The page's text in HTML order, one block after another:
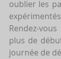
oublier les
Rendez-
plus de
journée de